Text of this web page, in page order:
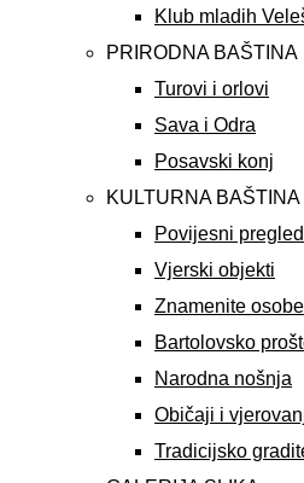
Klub mladih
PRIRODNA BAŠTINA
Turovi i orlovi
Sava i Odra
Posavski konj
KULTURNA BAŠTINA
Povijesni pregled
Vjerski objekti
Znamenite osobe
Bartolovsko
Narodna nošnja
Običaji i
Tradicijsko